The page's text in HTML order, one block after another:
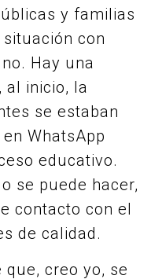
y familias
con
Hay una
al inicio, la
se estaban
WhatsApp
educativo.
se puede hacer,
contacto con el
de calidad.
creo yo, se